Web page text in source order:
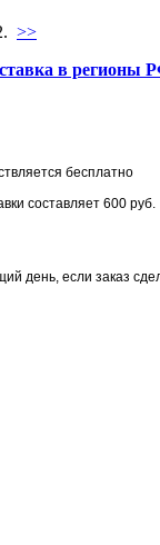
>>
в регионы
бесплатно
составляет 600 руб.
день, если заказ